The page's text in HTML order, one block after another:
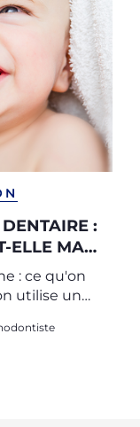
:
ELLE MAL
?
: ce qu'on
utilise une